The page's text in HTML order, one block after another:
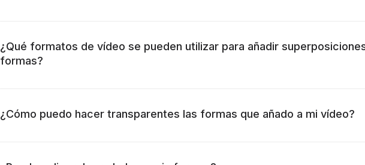
¿Qué formatos de vídeo se pueden utilizar para añadir
formas?
¿Cómo puedo hacer transparentes las formas que añado a mi vídeo?